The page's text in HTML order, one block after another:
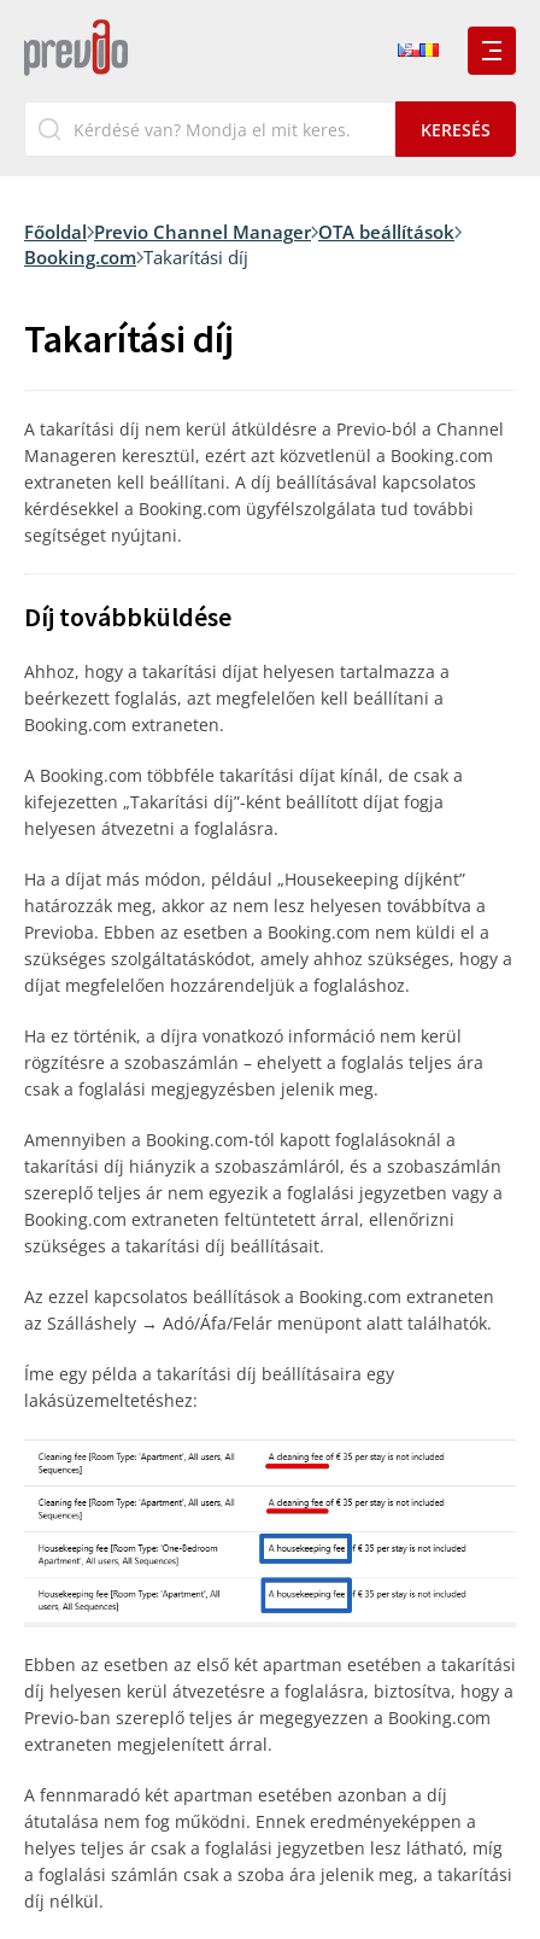
Főoldal Previo Channel Manager OTA beállítások
Booking.com Takarítási díj
Takarítási díj
A takarítási díj nem kerül átküldésre a Previo-ból a Channel
Manageren keresztül, ezért azt közvetlenül a Booking.com
extraneten kell beállítani. A díj beállításával kapcsolatos
kérdésekkel a Booking.com ügyfélszolgálata tud további
segítséget nyújtani.
Díj továbbküldése
Ahhoz, hogy a takarítási díjat helyesen tartalmazza a
beérkezett foglalás, azt megfelelően kell beállítani a
Booking.com extraneten.
A Booking.com többféle takarítási díjat kínál, de csak a
kifejezetten „Takarítási díj”-ként beállított díjat fogja
helyesen átvezetni a foglalásra.
Ha a díjat más módon, például „Housekeeping díjként”
határozzák meg, akkor az nem lesz helyesen továbbítva a
Previoba. Ebben az esetben a Booking.com nem küldi el a
szükséges szolgáltatáskódot, amely ahhoz szükséges, hogy a
díjat megfelelően hozzárendeljük a foglaláshoz.
Ha ez történik, a díjra vonatkozó információ nem kerül
rögzítésre a szobaszámlán – ehelyett a foglalás teljes ára
csak a foglalási megjegyzésben jelenik meg.
Amennyiben a Booking.com-tól kapott foglalásoknál a
takarítási díj hiányzik a szobaszámláról, és a szobaszámlán
szereplő teljes ár nem egyezik a foglalási jegyzetben vagy a
Booking.com extraneten feltüntetett árral, ellenőrizni
szükséges a takarítási díj beállításait.
Az ezzel kapcsolatos beállítások a Booking.com extraneten
az Szálláshely → Adó/Áfa/Felár menüpont alatt találhatók.
Íme egy példa a takarítási díj beállításaira egy
lakásüzemeltetéshez:
Ebben az esetben az első két apartman esetében a takarítási
díj helyesen kerül átvezetésre a foglalásra, biztosítva, hogy a
Previo-ban szereplő teljes ár megegyezzen a Booking.com
extraneten megjelenített árral.
A fennmaradó két apartman esetében azonban a díj
átutalása nem fog működni. Ennek eredményeképpen a
helyes teljes ár csak a foglalási jegyzetben lesz látható, míg
a foglalási számlán csak a szoba ára jelenik meg, a takarítási
díj nélkül.